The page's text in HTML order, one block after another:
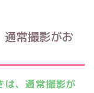
通常撮影がお
は、通常撮影が